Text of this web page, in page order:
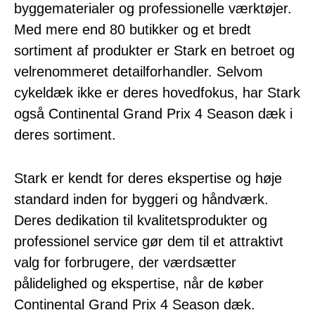
byggematerialer og professionelle værktøjer.
Med mere end 80 butikker og et bredt
sortiment af produkter er Stark en betroet og
velrenommeret detailforhandler. Selvom
cykeldæk ikke er deres hovedfokus, har Stark
også Continental Grand Prix 4 Season dæk i
deres sortiment.
Stark er kendt for deres ekspertise og høje
standard inden for byggeri og håndværk.
Deres dedikation til kvalitetsprodukter og
professionel service gør dem til et attraktivt
valg for forbrugere, der værdsætter
pålidelighed og ekspertise, når de køber
Continental Grand Prix 4 Season dæk.